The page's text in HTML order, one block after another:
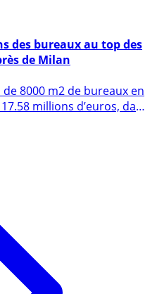
de Milan
millions d’euros, dans